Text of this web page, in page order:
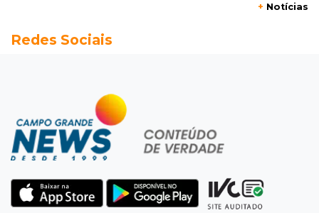
Discussão termina com homem morto a socos
De madrugada
Após briga, casa pega fogo duas vezes em
condomínio do Nova Lima
Rodada do Brasileirão tem 6 jogos neste
domingo de Dia dos Pais
+ Notícias
Redes Sociais